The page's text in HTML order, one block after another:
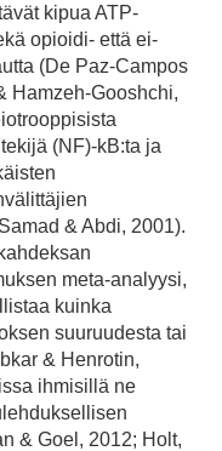
kipua ATP-
opioidi- että ei-
(De Paz-Campos
Hamzeh-Gooshchi,
(NF)-kB:ta ja
& Abdi, 2001).
meta-analyysi,
kuinka
suuruudesta tai
& Henrotin,
ihmisillä ne
& Goel, 2012; Holt,